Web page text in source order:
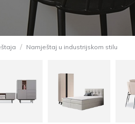
/ Namještaj u industrijskom stilu